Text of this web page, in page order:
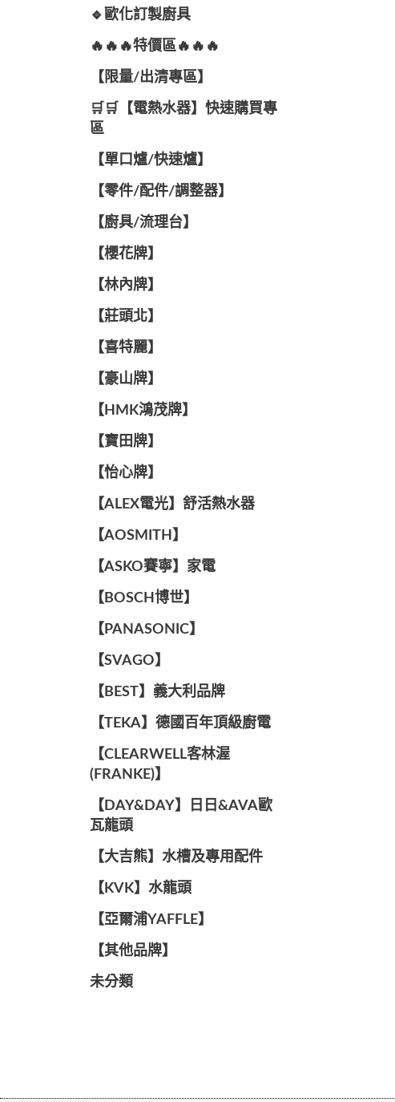
🔹歐化訂製廚具
🔥🔥🔥特價區🔥🔥🔥
【限量/出清專區】
🛒🛒【電熱水器】快速購買專
區
【單口爐/快速爐】
【零件/配件/調整器】
【廚具/流理台】
【櫻花牌】
【林內牌】
【莊頭北】
【喜特麗】
【豪山牌】
【HMK鴻茂牌】
【寶田牌】
️【怡心牌】️
️️【ALEX電光】舒活熱水器️️
【AOSMITH】
【ASKO賽寧】家電
【BOSCH博世】
️【PANASONIC】️
️【SVAGO】️
️【BEST】️義大利品牌
️【TEKA】️德國百年頂級廚電
️【CLEARWELL客林渥
(FRANKE)】️
️【DAY&DAY】️日日&AVA歐
瓦龍頭
【大吉熊】水槽及專用配件
️【KVK】水龍頭️
【亞爾浦YAFFLE】
️【其他品牌】️
未分類